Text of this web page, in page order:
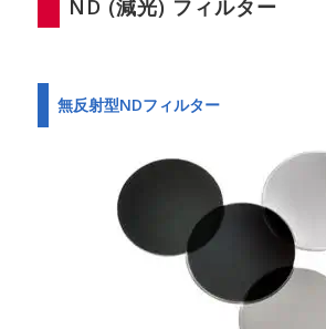
ND (減光) フィルター
無反射型NDフィルター